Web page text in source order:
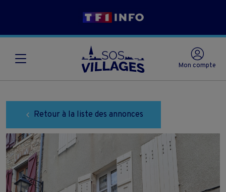
Mon compte
Retour à la liste des annonces